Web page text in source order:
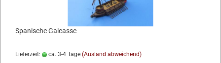
Spanische Galeasse
Lieferzeit: ca. 3-4 Tage (Ausland abweichend)